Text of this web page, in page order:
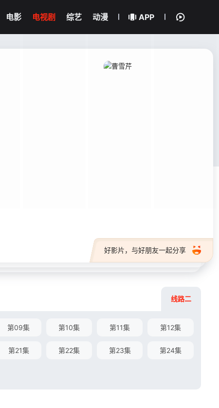
电影 电视剧 综艺 动漫 APP
好影片，与好朋友一起分享
线路二
第09集 第10集 第11集 第12集
第21集 第22集 第23集 第24集